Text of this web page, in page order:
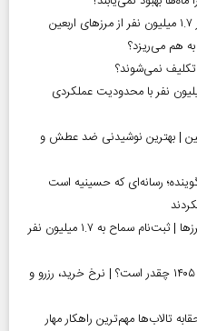
هم می‌ریزد؟
تکلیف نمی‌شوند؟
معلولیت در ایران | بیش از ۱۰.۵ میلیون نفر با محدودیت عملکردی
| بهترین نوشیدنی ضد عطش و
گوینده؛ رسانه‌ای که حسینیه است
آغاز رسمی برنامه‌های اربعین ۱۴۰۵ در مرز‌ها | ثبت‌نام سماح به ۱.۷ میلیون نفر
قیمت قبر در بهشت زهرا (س) در سال ۱۴۰۵ چقدر است؟ | نرخ خرید، رزرو و
تالاب‌ها مهم‌ترین راهکار مهار